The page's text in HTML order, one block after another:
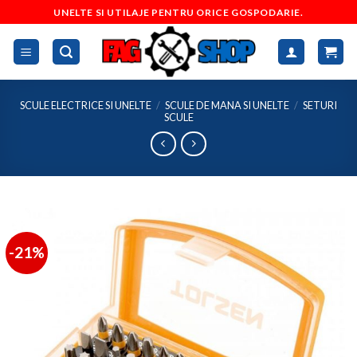
to
content
UNELTE SI UTILAJE PENTRU ORICE GOSPODARIE.
SCULE ELECTRICE SI UNELTE / SCULE DE MANA SI UNELTE / SETURI
SCULE
-21%